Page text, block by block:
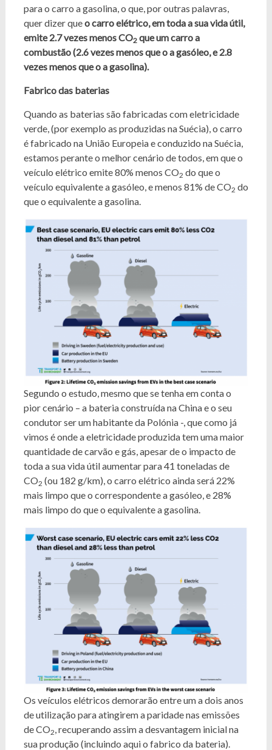
para o carro a gasolina, o que, por outras palavras,
quer dizer queo carro elétrico, em toda a sua vida útil,
emite 2.7 vezes menos CO2que um carro a
combustão (2.6 vezes menos que o a gasóleo, e 2.8
vezes menos que o a gasolina).
Fabrico das baterias
Quando as baterias são fabricadas com eletricidade
verde, (por exemplo as produzidas na Suécia), o carro
é fabricado na União Europeia e conduzido na Suécia,
estamos perante o melhor cenário de todos, em que o
veículo elétrico emite 80% menos CO2 do que o
veículo equivalente a gasóleo, e menos 81% de CO2 do
que o equivalente a gasolina.
Segundo o estudo, mesmo que se tenha em conta o
pior cenário – a bateria construída na China e o seu
condutor ser um habitante da Polónia -, que como já
vimos é onde a eletricidade produzida tem uma maior
quantidade de carvão e gás, apesar de o impacto de
toda a sua vida útil aumentar para 41 toneladas de
CO2 (ou 182 g/km), o carro elétrico ainda será 22%
mais limpo que o correspondente a gasóleo, e 28%
mais limpo do que o equivalente a gasolina.
Os veículos elétricos demorarão entre um a dois anos
de utilização para atingirem a paridade nas emissões
de CO2, recuperando assim a desvantagem inicial na
sua produção (incluindo aqui o fabrico da bateria).